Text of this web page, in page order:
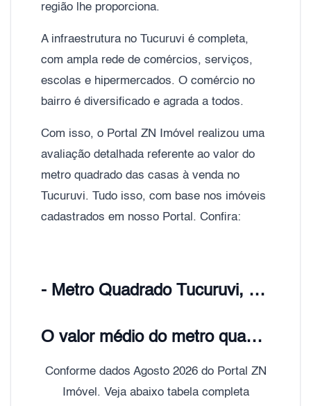
região lhe proporciona.
A infraestrutura no Tucuruvi é completa,
com ampla rede de comércios, serviços,
escolas e hipermercados. O comércio no
bairro é diversificado e agrada a todos.
Com isso, o Portal ZN Imóvel realizou uma
avaliação detalhada referente ao valor do
metro quadrado das casas à venda no
Tucuruvi. Tudo isso, com base nos imóveis
cadastrados em nosso Portal. Confira:
- Metro Quadrado Tucuruvi, Zona Norte de São Paulo;
O valor médio do metro quadrado de Casas e Sobrados Tucuruvi é de R$ 4.800,00
Conforme dados Agosto 2026 do Portal ZN
Imóvel. Veja abaixo tabela completa